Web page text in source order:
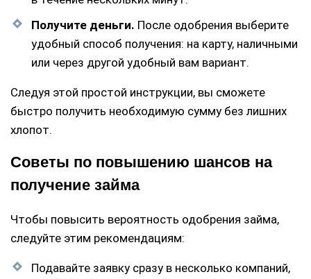
Получите деньги. После одобрения выберите
удобный способ получения: на карту, наличными
или через другой удобный вам вариант.
Следуя этой простой инструкции, вы сможете
быстро получить необходимую сумму без лишних
хлопот.
Советы по повышению шансов на
получение займа
Чтобы повысить вероятность одобрения займа,
следуйте этим рекомендациям:
Подавайте заявку сразу в несколько компаний,